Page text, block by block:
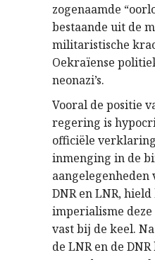
zogenaamde
bestaande uit de
militaristische
Oekraïense
neonazi’s.
Vooral de positie
regering is
officiële
inmenging in de
aangelegenheden
DNR en LNR, hield
imperialisme
vast bij de keel.
de LNR en de